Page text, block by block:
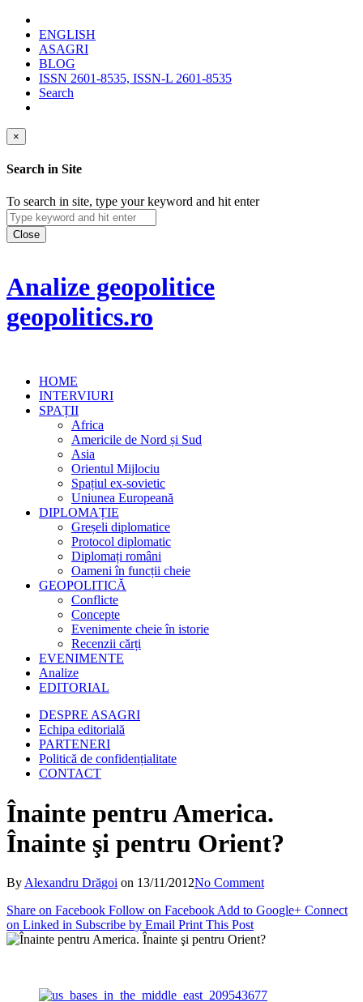
ENGLISH
ASAGRI
BLOG
ISSN 2601-8535, ISSN-L 2601-8535
Search
×
Search in Site
To search in site, type your keyword and hit enter
Close
Analize geopolitice
geopolitics.ro
HOME
INTERVIURI
SPAȚII
Africa
Americile de Nord și Sud
Asia
Orientul Mijlociu
Spațiul ex-sovietic
Uniunea Europeană
DIPLOMAȚIE
Greșeli diplomatice
Protocol diplomatic
Diplomați români
Oameni în funcții cheie
GEOPOLITICĂ
Conflicte
Concepte
Evenimente cheie în istorie
Recenzii cărți
EVENIMENTE
Analize
EDITORIAL
DESPRE ASAGRI
Echipa editorială
PARTENERI
Politică de confidențialitate
CONTACT
Înainte pentru America.
Înainte şi pentru Orient?
By Alexandru Drăgoi on 13/11/2012No Comment
Share on Facebook Follow on Facebook Add to Google+ Connect
on Linked in Subscribe by Email Print This Post